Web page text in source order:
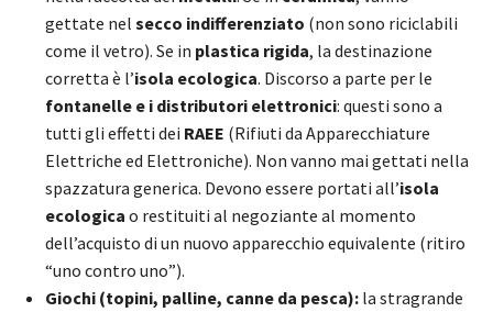
gettate nel secco indifferenziato (non sono riciclabili
come il vetro). Se in plastica rigida, la destinazione
corretta è l’isola ecologica. Discorso a parte per le
fontanelle e i distributori elettronici: questi sono a
tutti gli effetti dei RAEE (Rifiuti da Apparecchiature
Elettriche ed Elettroniche). Non vanno mai gettati nella
spazzatura generica. Devono essere portati all’isola
ecologica o restituiti al negoziante al momento
dell’acquisto di un nuovo apparecchio equivalente (ritiro
“uno contro uno”).
Giochi (topini, palline, canne da pesca): la stragrande